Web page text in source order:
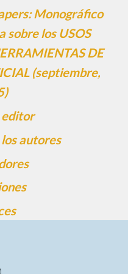
Monográfico
sobre los USOS
DE
(septiembre,
editor
autores